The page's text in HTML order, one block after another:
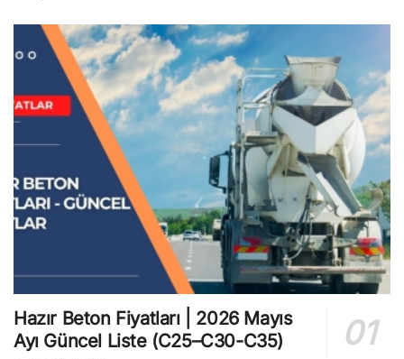
Hazır Beton Fiyatları | 2026 Mayıs
Ayı Güncel Liste (C25–C30-C35)